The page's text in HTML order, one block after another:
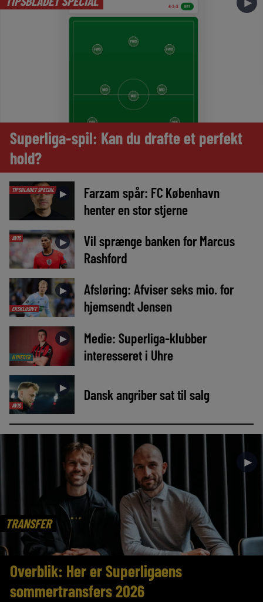
Superliga-spil: Kan du drafte et perfekt
hold?
TIPSBLADET SPECIAL ►
Farzam spår: FC København
henter en stor stjerne
AVIS ►
Vil sprænge banken for Marcus
Rashford
EKSKLUSIVT
►
Afsløring: Afviser seks mio. for
hjemsendt Jensen
NYHEDER
►
Medie: Superliga-klubber
interesseret i Uhre
AVIS
► Dansk angriber sat til salg
TRANSFER
►
Overblik: Her er Superligaens
sommertransfers 2026